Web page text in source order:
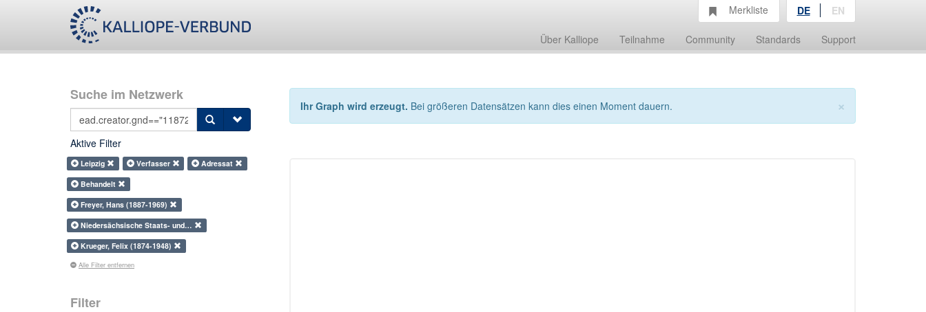
Über Kalliope Teilnahme Community Standards Support
Merkliste DE EN
Suche im Netzwerk
Aktive Filter
Leipzig Verfasser
Adressat
Behandelt
Freyer, Hans (1887-1969)
Niedersächsische Staats- und…
Krueger, Felix (1874-1948)
Alle Filter entfernen
Filter
×
Ihr Graph wird erzeugt. Bei größeren Datensätzen kann dies einen Moment dauern.